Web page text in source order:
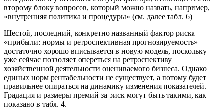
второму блоку вопросов, который можно назвать, например,
«внутренняя политика и процедуры» (см. далее табл. 6).
Шестой, последний, конкретно названный фактор риска
«прибыли: нормы и ретроспективная прогнозируемость»
достаточно хорошо вписывается в новую модель, поскольку
уже сейчас позволяет опереться на ретроспективу
хозяйственной деятельности оцениваемого бизнеса. Однако
единых норм рентабельности не существует, а потому будет
правильнее опираться на динамику изменения показателей.
Градация и размеры премий за риск могут быть такими, как
показано в табл. 4.